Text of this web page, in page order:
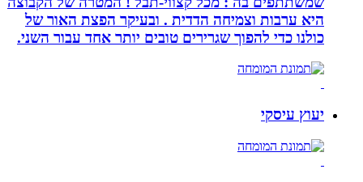
היא ערבות וצמיחה הדדית . ובעיקר הפצת האור של
כולנו כדי להפוך שגרירים טובים יותר אחד עבור השני.
יעוץ עיסקי